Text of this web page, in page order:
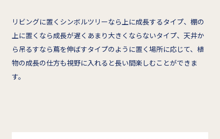
リビングに置くシンボルツリーなら上に成長するタイプ、棚の
上に置くなら成長が遅くあまり大きくならないタイプ、天井か
ら吊るすなら蔦を伸ばすタイプのように置く場所に応じて、植
物の成長の仕方も視野に入れると長い間楽しむことができま
す。